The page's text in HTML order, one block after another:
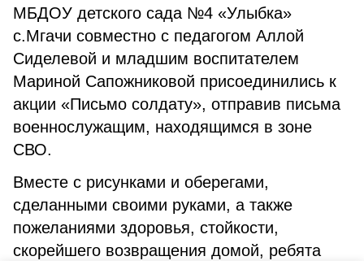
МБДОУ детского сада №4 «Улыбка»
с.Мгачи совместно с педагогом Аллой
Сиделевой и младшим воспитателем
Мариной Сапожниковой присоединились к
акции «Письмо солдату», отправив письма
военнослужащим, находящимся в зоне
СВО.
Вместе с рисунками и оберегами,
сделанными своими руками, а также
пожеланиями здоровья, стойкости,
скорейшего возвращения домой, ребята